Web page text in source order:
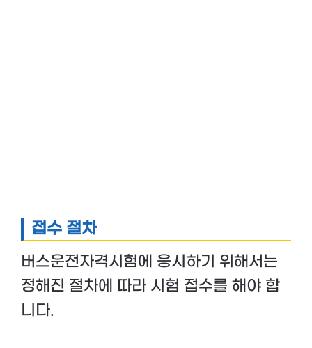
접수 절차
버스운전자격시험에 응시하기 위해서는
정해진 절차에 따라 시험 접수를 해야 합
니다.